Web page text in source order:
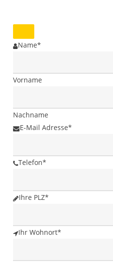
Name*
Vorname
Nachname
E-Mail Adresse*
Telefon*
Ihre PLZ*
Ihr Wohnort*